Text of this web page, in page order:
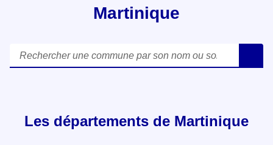
Martinique
Rechercher une commune par son nom ou son code postal
Les départements de Martinique